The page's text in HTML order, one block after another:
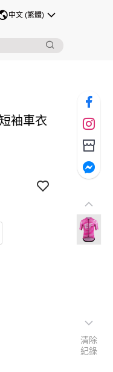
中文 (繁體)
袖車衣
清除
紀錄